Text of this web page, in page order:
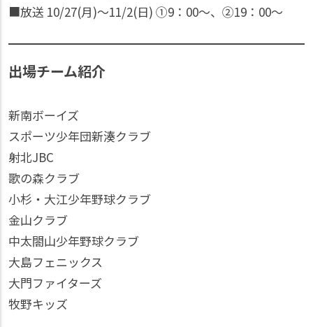
■放送 10/27(月)〜11/2(日) ①9：00〜、②19：00〜
出場チーム紹介
新南ボーイズ
スポーツ少年団新湊クラブ
射北JBC
歌の森クラブ
小杉・大江少年野球クラブ
金山クラブ
中太閤山少年野球クラブ
大島フェニックス
大門ファイターズ
牧野キッズ